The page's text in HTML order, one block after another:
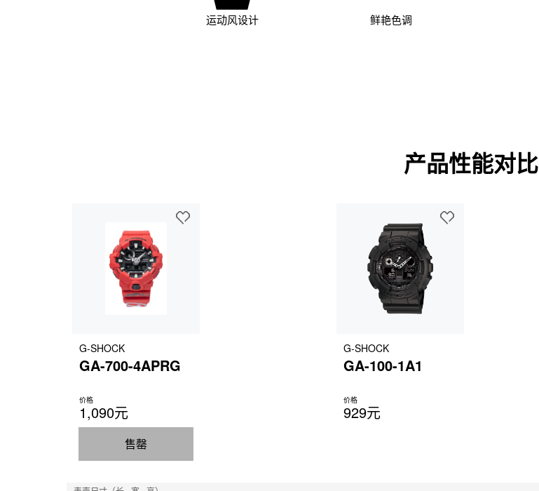
运动风设计 鲜艳色调
产品性能对比
G-SHOCK
GA-700-4APRG
价格
1,090元
售罄
G-SHOCK
GA-100-1A1
价格
929元